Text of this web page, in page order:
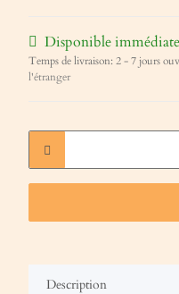
Disponible
Temps de livraison:2 - 7 jours
l'étranger
Description